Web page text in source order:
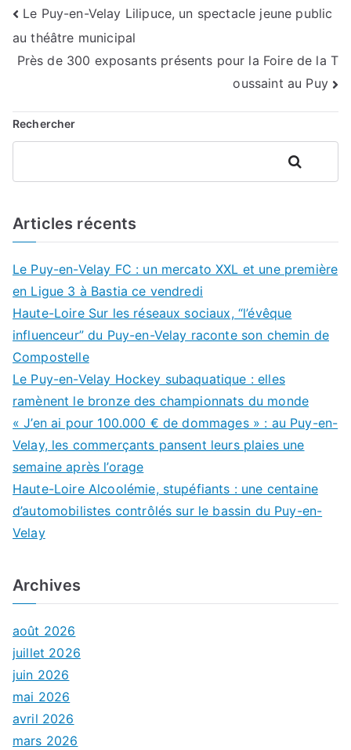
Navigation
de
Le Puy-en-Velay Lilipuce, un spectacle jeune public
au théâtre municipal
Près de 300 exposants présents pour la Foire de la T
oussaint au Puy
Rechercher
Rechercher
Articles récents
Le Puy-en-Velay FC : un mercato XXL et une première
en Ligue 3 à Bastia ce vendredi
Haute-Loire Sur les réseaux sociaux, “l’évêque
influenceur” du Puy-en-Velay raconte son chemin de
Compostelle
Le Puy-en-Velay Hockey subaquatique : elles
ramènent le bronze des championnats du monde
« J’en ai pour 100.000 € de dommages » : au Puy-en-
Velay, les commerçants pansent leurs plaies une
semaine après l’orage
Haute-Loire Alcoolémie, stupéfiants : une centaine
d’automobilistes contrôlés sur le bassin du Puy-en-
Velay
Archives
août 2026
juillet 2026
juin 2026
mai 2026
avril 2026
mars 2026